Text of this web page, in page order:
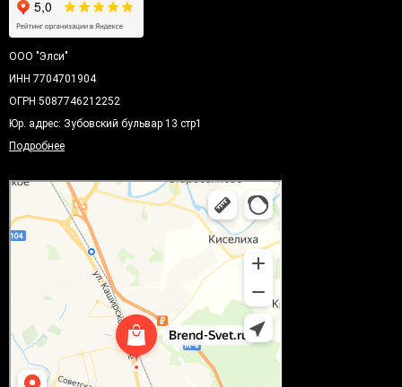
ООО "Элси"
ИНН 7704701904
ОГРН 5087746212252
Юр. адрес: Зубовский бульвар 13 стр1
Подробнее